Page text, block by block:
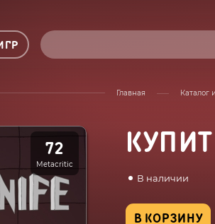
Главная Каталог
72
Metacritic
В наличии
В КОРЗИНУ